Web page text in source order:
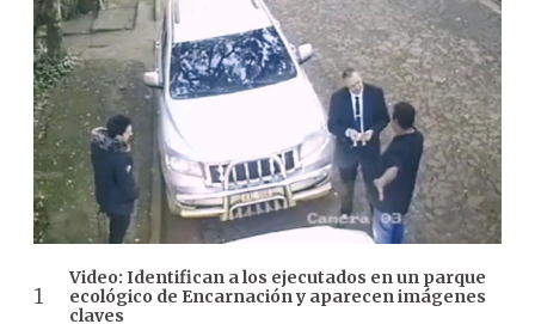
Video: Identifican a los ejecutados en un parque
ecológico de Encarnación y aparecen imágenes
claves